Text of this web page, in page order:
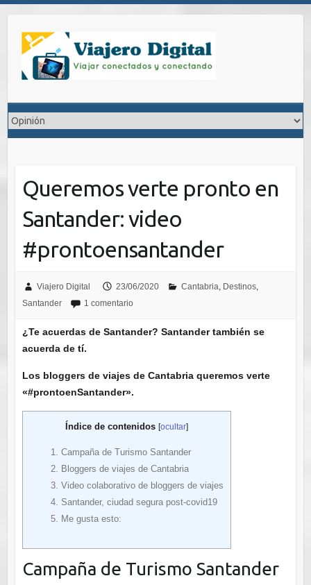
contenido
Queremos verte pronto en
Santander: video
#prontoensantander
Viajero Digital 23/06/2020 Cantabria Destinos,
Santander
1 comentario
¿Te acuerdas de Santander? Santander también se
acuerda de tí.
Los bloggers de viajes de Cantabria queremos verte
«#prontoenSantander».
Índice de contenidos [ocultar]
1. Campaña de Turismo Santander
2. Bloggers de viajes de Cantabria
3. Video colaborativo de bloggers de viajes
4. Santander, ciudad segura post-covid19
5. Me gusta esto:
Campaña de Turismo Santander